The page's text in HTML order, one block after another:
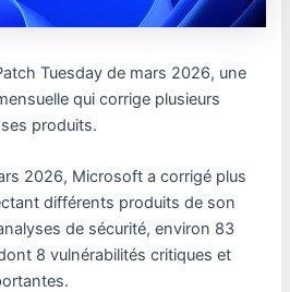
Tuesday de mars 2026, une
qui corrige plusieurs
produits.
2026, Microsoft a corrigé plus
différents produits de son
de sécurité, environ 83
8 vulnérabilités critiques et